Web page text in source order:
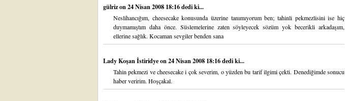
gülrizon 24 Nisan 2008 18:16 dedi ki...
Neslihancığım, cheesecake konusunda üzerine tanımıyorum ben; tahinli pekmezlisini ise hiç
duymamıştım daha önce. Süslemelerine zaten söyleyecek sözüm yok becerikli arkadaşım,
ellerine sağlık. Kocaman sevgiler benden sana
Lady Koşan İstiridyeon 24 Nisan 2008 18:16 dedi ki...
Tahin pekmezi ve cheesecake i çok severim, o yüzden bu tarif ilgimi çekti. Denediğimde sonucu
haber veririm. Hoşçakal.